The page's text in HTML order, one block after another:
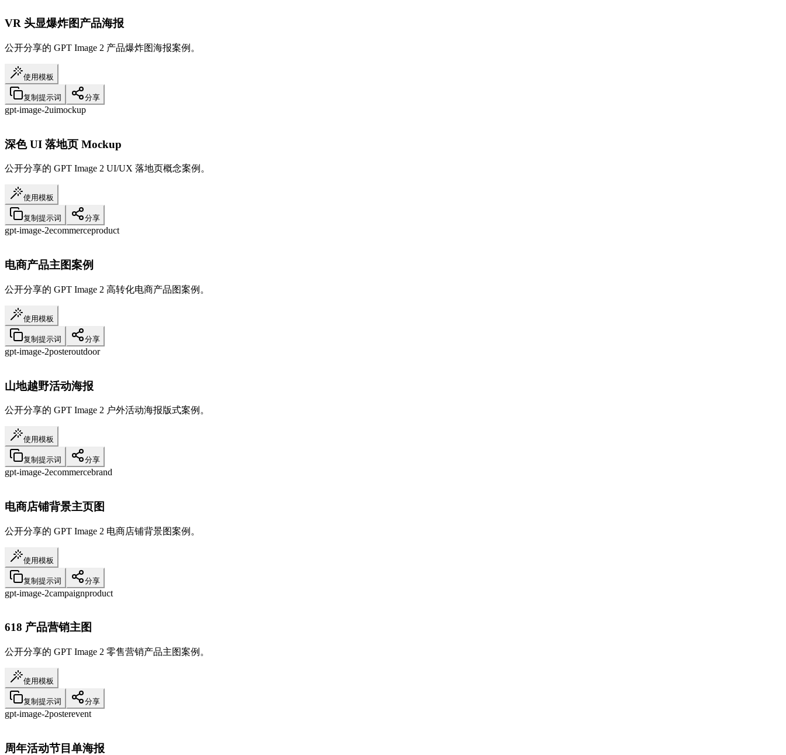
VR 头显爆炸图产品海报
公开分享的 GPT Image 2 产品爆炸图海报案例。
使用模板
复制提示词 分享
gpt-image-2uimockup
深色 UI 落地页 Mockup
公开分享的 GPT Image 2 UI/UX 落地页概念案例。
使用模板
复制提示词 分享
gpt-image-2ecommerceproduct
电商产品主图案例
公开分享的 GPT Image 2 高转化电商产品图案例。
使用模板
复制提示词 分享
gpt-image-2posteroutdoor
山地越野活动海报
公开分享的 GPT Image 2 户外活动海报版式案例。
使用模板
复制提示词 分享
gpt-image-2ecommercebrand
电商店铺背景主页图
公开分享的 GPT Image 2 电商店铺背景图案例。
使用模板
复制提示词 分享
gpt-image-2campaignproduct
618 产品营销主图
公开分享的 GPT Image 2 零售营销产品主图案例。
使用模板
复制提示词 分享
gpt-image-2posterevent
周年活动节目单海报